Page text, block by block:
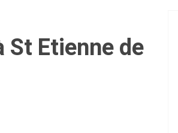
St Etienne de